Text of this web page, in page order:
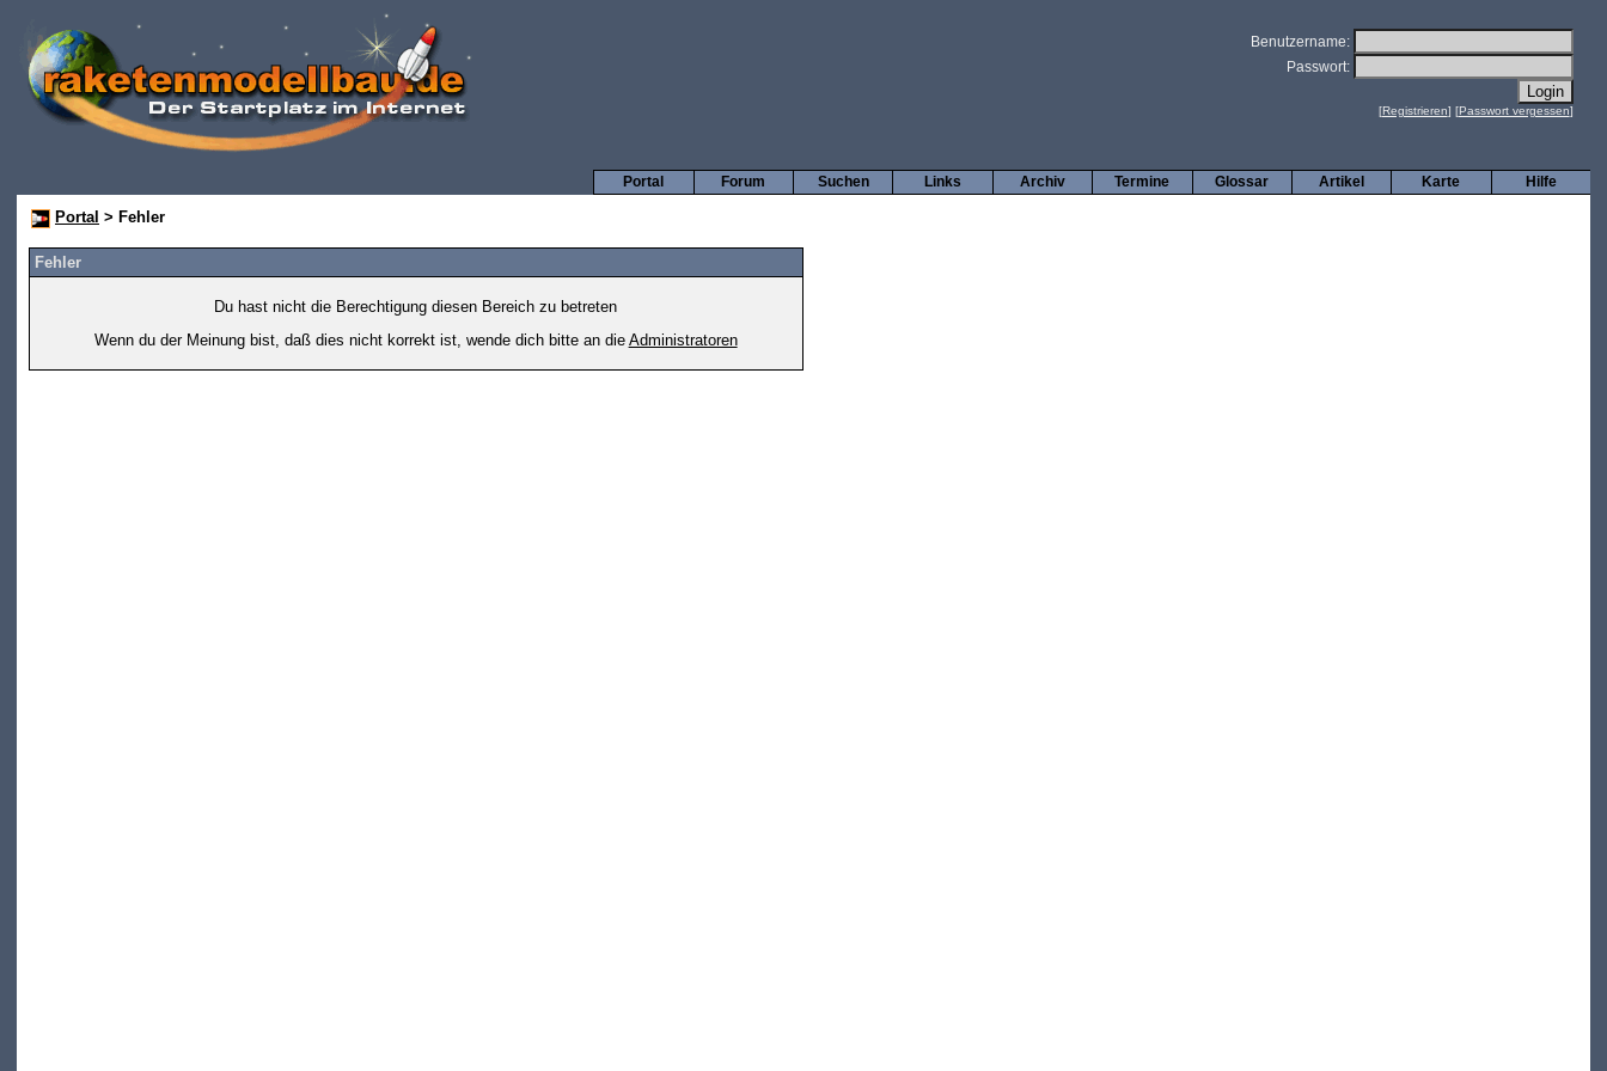
Benutzername:
Passwort:
[Registrieren] [Passwort vergessen]
Hilfe
Karte
Artikel
Glossar
Termine
Archiv
Links
Suchen
Forum
Portal
Portal > Fehler
Fehler
Du hast nicht die Berechtigung diesen Bereich zu betreten
Wenn du der Meinung bist, daß dies nicht korrekt ist, wende dich bitte an die Administratoren